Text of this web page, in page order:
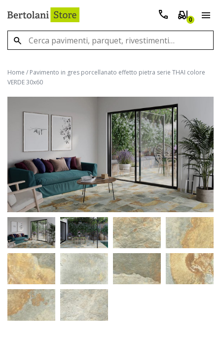
0
Home / Pavimento in gres porcellanato effetto pietra serie THAI colore
VERDE 30x60